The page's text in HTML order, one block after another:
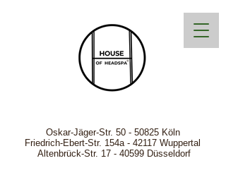
Oskar-Jäger-Str. 50 - 50825Köln
Friedrich-Ebert-Str. 154a - 42117 Wuppertal
Altenbrück-Str. 17 - 40599 Düsseldorf